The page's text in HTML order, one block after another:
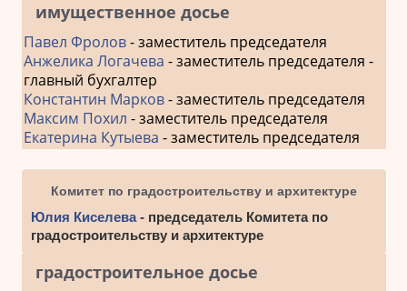
имущественное досье
Павел Фролов- заместитель председателя
Анжелика Логачева - заместитель председателя -
главный бухгалтер
Константин Марков- заместитель председателя
Максим Похил - заместитель председателя
Екатерина Кутыева - заместитель председателя
Комитет по градостроительству и архитектуре
Юлия Киселева- председатель Комитета по
градостроительству и архитектуре
градостроительное досье